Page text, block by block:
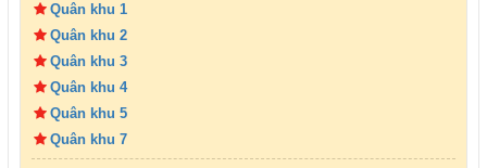
Quân khu 1
Quân khu 2
Quân khu 3
Quân khu 4
Quân khu 5
Quân khu 7